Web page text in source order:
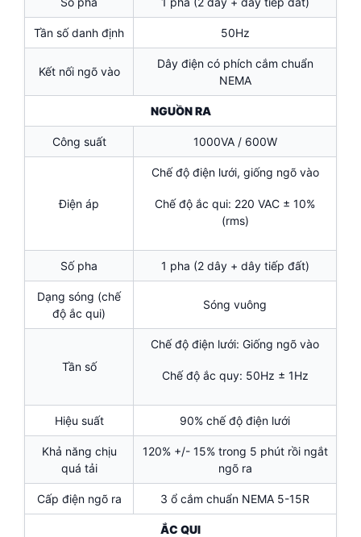
Tần số danh định 50Hz
Kết nối ngõ vào
Dây điện có phích cắm chuẩn
NEMA
NGUỒN RA
Công suất 1000VA / 600W
Điện áp
Chế độ điện lưới, giống ngõ vào
Chế độ ắc qui: 220 VAC ± 10%
(rms)
Số pha 1 pha (2 dây + dây tiếp đất)
Dạng sóng (chế
độ ắc qui)
Sóng vuông
Tần số
Chế độ điện lưới: Giống ngõ vào
Chế độ ắc quy: 50Hz ± 1Hz
Hiệu suất 90% chế độ điện lưới
Khả năng chịu
quá tải
120% +/- 15% trong 5 phút rồi ngắt
ngõ ra
Cấp điện ngõ ra 3 ổ cắm chuẩn NEMA 5-15R
ẮC QUI